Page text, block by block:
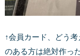
↑会員カード、どう
のある方は絶対作っ